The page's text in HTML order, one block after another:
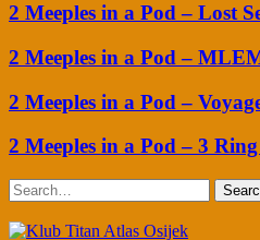
2 Meeples in a Pod – Lost
2 Meeples in a Pod –
2 Meeples in a Pod –
2 Meeples in a Pod – 3
Search